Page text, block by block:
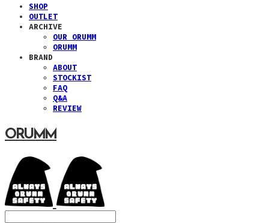
SHOP
OUTLET
ARCHIVE
OUR ORUMM
ORUMM
BRAND
ABOUT
STOCKIST
FAQ
Q&A
REVIEW
ORUMM